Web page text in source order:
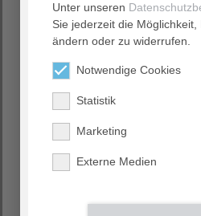
Hier erfahren Sie mehr>>
Unter unseren
Sie jederzeit die Möglichkeit,
ändern oder zu widerrufen.
Notwendige Cookies
Statistik
Marketing
Externe Medien